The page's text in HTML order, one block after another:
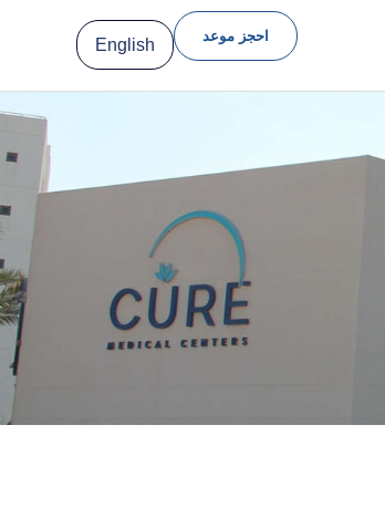
احجز موعد English